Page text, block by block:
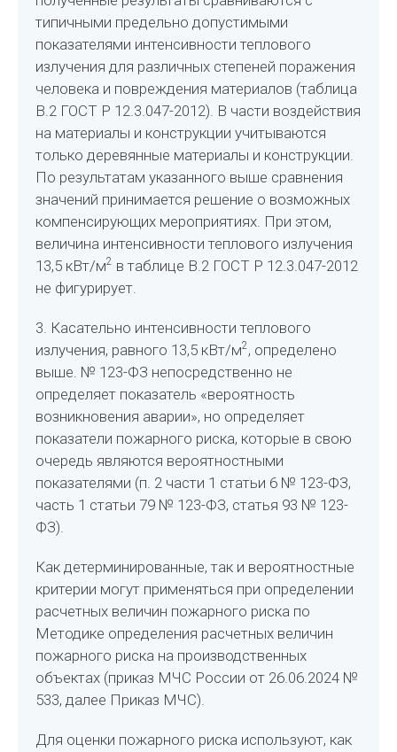
типичными предельно допустимыми
показателями интенсивности теплового
излучения для различных степеней поражения
человека и повреждения материалов (таблица
В.2 ГОСТ Р 12.3.047-2012). В части воздействия
на материалы и конструкции учитываются
только деревянные материалы и конструкции.
По результатам указанного выше сравнения
значений принимается решение о возможных
компенсирующих мероприятиях. При этом,
величина интенсивности теплового излучения
13,5 кВт/м2 в таблице В.2 ГОСТ Р 12.3.047-2012
не фигурирует.
3. Касательно интенсивности теплового
излучения, равного 13,5 кВт/м2, определено
выше. № 123-ФЗ непосредственно не
определяет показатель «вероятность
возникновения аварии», но определяет
показатели пожарного риска, которые в свою
очередь являются вероятностными
показателями (п. 2 части 1 статьи 6 № 123-ФЗ,
часть 1 статьи 79 № 123-ФЗ, статья 93 № 123-
ФЗ).
Как детерминированные, так и вероятностные
критерии могут применяться при определении
расчетных величин пожарного риска по
Методике определения расчетных величин
пожарного риска на производственных
объектах (приказ МЧС России от 26.06.2024 №
533, далее Приказ МЧС).
Для оценки пожарного риска используют, как